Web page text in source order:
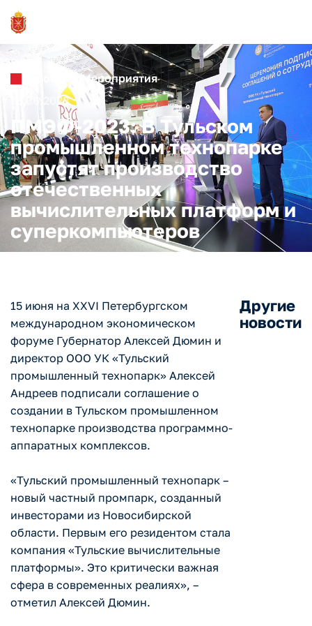
Новости и Мероприятия
15.06.2023
ПМЭФ-2023: В Тульском
промышленном технопарке
запустят производство
отечественных
вычислительных платформ и
суперкомпьютеров
15 июня на XXVI Петербургском
международном экономическом
форуме Губернатор Алексей Дюмин и
директор ООО УК «Тульский
промышленный технопарк» Алексей
Андреев подписали соглашение о
создании в Тульском промышленном
технопарке производства программно-
аппаратных комплексов.
«Тульский промышленный технопарк –
новый частный промпарк, созданный
инвесторами из Новосибирской
области. Первым его резидентом стала
компания «Тульские вычислительные
платформы». Это критически важная
сфера в современных реалиях», –
отметил Алексей Дюмин.
Другие
новости